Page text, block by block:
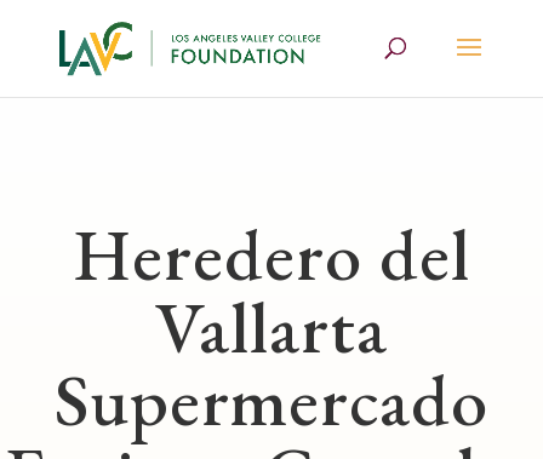
Heredero del
Vallarta
Supermercado